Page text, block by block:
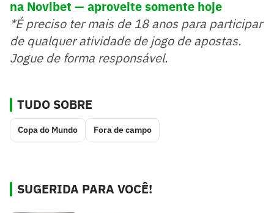
na Novibet — aproveite somente hoje
*É preciso ter mais de 18 anos para participar
de qualquer atividade de jogo de apostas.
Jogue de forma responsável.
TUDO SOBRE
Copa do Mundo Fora de campo
SUGERIDA PARA VOCÊ!